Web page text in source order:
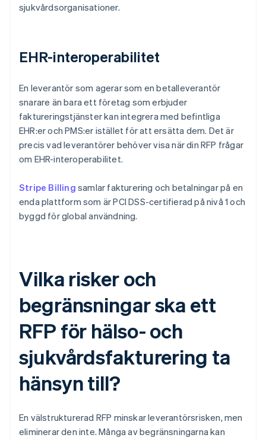
sjukvårdsorganisationer.
EHR-interoperabilitet
En leverantör som agerar som en betalleverantör
snarare än bara ett företag som erbjuder
faktureringstjänster kan integrera med befintliga
EHR:er och PMS:er istället för att ersätta dem. Det är
precis vad leverantörer behöver visa när din RFP frågar
om EHR-interoperabilitet.
Stripe Billing samlar fakturering och betalningar på en
enda plattform som är PCI DSS-certifierad på nivå 1 och
byggd för global användning.
Vilka risker och
begränsningar ska ett
RFP för hälso- och
sjukvårdsfakturering ta
hänsyn till?
En välstrukturerad RFP minskar leverantörsrisken, men
eliminerar den inte. Många av begränsningarna kan